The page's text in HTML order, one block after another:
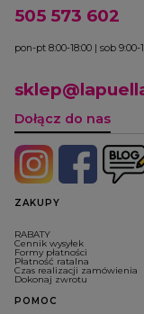
505 573 602
pon-pt 8:00-18:00 | sob 9:00-
Dołącz do nas
Linki w stopce
ZAKUPY
RABATY
Cennik wysyłek
Formy płatności
Płatność ratalna
Czas realizacji zamówienia
Dokonaj zwrotu
POMOC